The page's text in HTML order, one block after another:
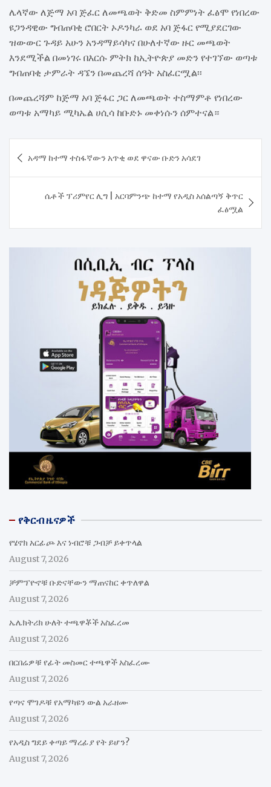
ሌላኛው ለጅማ አባ ጅፈር ለመጫወት ቅድመ ስምምነት ፈፅሞ የነበረው
ዩጋንዳዊው ግብጠባቂ ሮበርት ኦዶንካራ ወደ አባ ጅፋር የሚያደርገው
ዝውውር ጉዳይ አሁን አንዳማይሳካና በሁለተኛው ዙር መጫወት
እንደሚችል በመነገሩ በእርሱ ምትክ ከኢትዮጵያ መድን የተገኘው ወጣቱ
ግብጠባቂ ታምራት ዳኜን በመጨረሻ ሰዓት አስፈርሟል፡፡
በመጨረሻም ከጅማ አባ ጅፋር ጋር ለመጫወት ተስማምቶ የነበረው
ወጣቱ አማካይ ሚካኤል ሀሲሳ ከቡድኑ መቀነሱን ሰምተናል።
navigation
አዳማ ከተማ ተስፋኛውን አጥቂ ወደ ዋናው ቡድን አሳደገ
ሴቶች ፕሪምየር ሊግ | አርባምንጭ ከተማ የአዲስ አሰልጣኝ ቅጥር
ፈፅሟል
የቅርብ ዜናዎች
የሄኖክ አርፊጮ እና ነብሮቹ ጋብቻ ይቀጥላል
August 7, 2026
ቻምፕዮኖቹ ቡድናቸውን ማጠናከር ቀጥለዋል
August 7, 2026
ኤሌክትሪክ ሁለት ተጫዋቾች አስፈረመ
August 7, 2026
በርበሬዎቹ የፊት መስመር ተጫዋች አስፈረሙ
August 7, 2026
የጣና ሞገዶቹ የአማካዩን ውል አራዘሙ
August 7, 2026
የአዲስ ግደይ ቀጣይ ማረፊያ የት ይሆን?
August 7, 2026